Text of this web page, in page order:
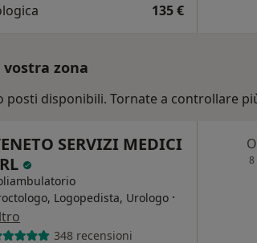
135 €
zona
posti disponibili. Tornate a controllare
SERVIZI MEDICI
Logopedista, Urologo ·
348 recensioni
8